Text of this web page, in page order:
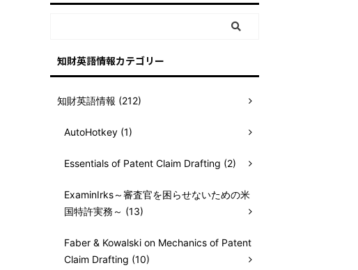
知財英語情報カテゴリー
知財英語情報 (212)
AutoHotkey (1)
Essentials of Patent Claim Drafting (2)
ExaminIrks～審査官を困らせないための米
国特許実務～ (13)
Faber & Kowalski on Mechanics of Patent
Claim Drafting (10)